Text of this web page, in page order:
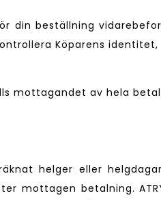
din beställning
Köparens
mottagandet av hela
helger eller
mottagen betalning.